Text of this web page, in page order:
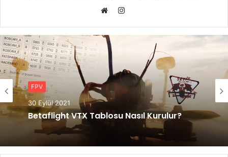
sitesi
Instagram
FPV
30 Eylül 2021
Betaflight VTX Tablosu Nasıl Kurulur?
FPV
18 Şubat 2021